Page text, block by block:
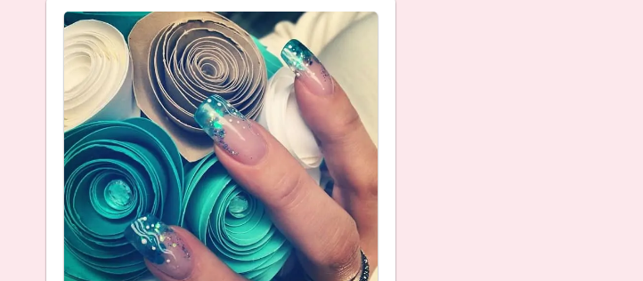
Katalog
Bestellen
Kontakt
Blog
Gutscheine
Über mich
Über Stampin’ Up!